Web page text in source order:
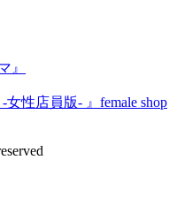
』
性店員版- 』female shop